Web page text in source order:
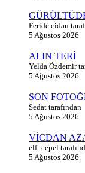
Feride cidan
5 Ağustos 2026
ALIN TERİ
Yelda Özdemir
5 Ağustos 2026
SON
Sedat tarafından
5 Ağustos 2026
VİCDAN
elf_cepel
5 Ağustos 2026